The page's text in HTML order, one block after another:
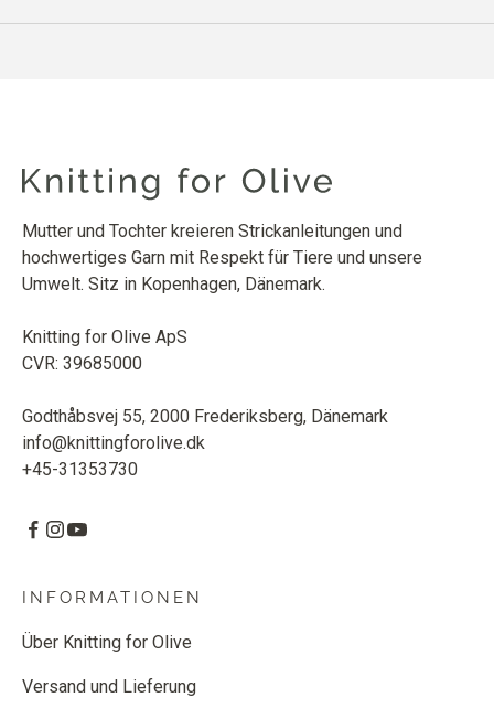
Mutter und Tochter kreieren Strickanleitungen und
hochwertiges Garn mit Respekt für Tiere und unsere
Umwelt. Sitz in Kopenhagen, Dänemark.
Knitting for Olive ApS
CVR: 39685000
Godthåbsvej 55, 2000 Frederiksberg, Dänemark
info@knittingforolive.dk
+45-31353730
INFORMATIONEN
Über Knitting for Olive
Versand und Lieferung